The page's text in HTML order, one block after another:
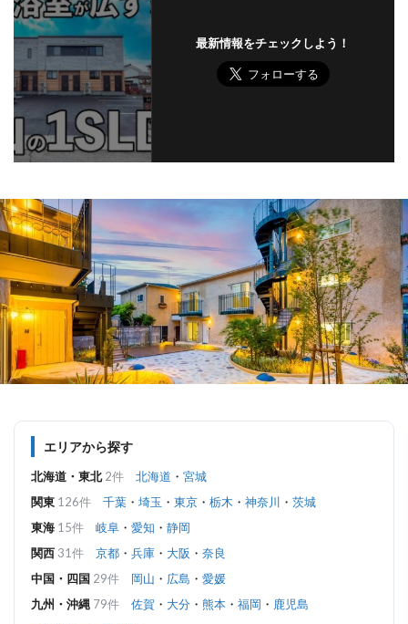
最新情報をチェックしよう！
エリアから探す
北海道・東北 2件 北海道 ・ 宮城
関東 126件 千葉 ・ 埼玉 ・ 東京 ・ 栃木 ・ 神奈川 ・ 茨城
東海 15件 岐阜 ・ 愛知 ・ 静岡
関西 31件 京都 ・ 兵庫 ・ 大阪 ・ 奈良
中国・四国 29件 岡山 ・ 広島 ・ 愛媛
九州・沖縄 79件 佐賀 ・ 大分 ・ 熊本 ・ 福岡 ・ 鹿児島